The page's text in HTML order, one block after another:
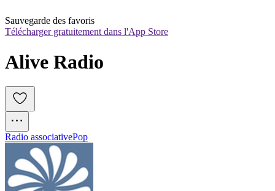
Sauvegarde des favoris
Télécharger gratuitement dans l'App Store
Alive Radio
Radio associativePop